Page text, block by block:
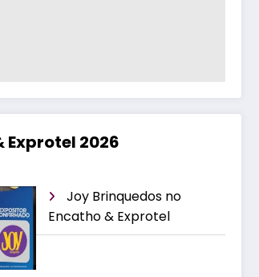
Exprotel 2026
Joy Brinquedos no
Encatho & Exprotel